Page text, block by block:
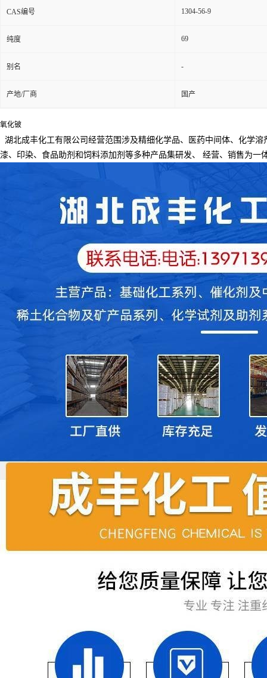
CAS编号 1304-56-9
纯度 69
别名 -
产地/厂商 国产
氧化铍
湖北成丰化工有限公司经营范围涉及精细化学品、医药中间体、化学
漆、印染、食品助剂和饲料添加剂等多种产品集研发、
经营、销售为一